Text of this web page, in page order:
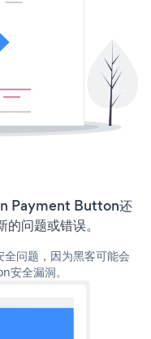
Payment Button还
问题或错误。
问题，因为黑客可能会
全漏洞。